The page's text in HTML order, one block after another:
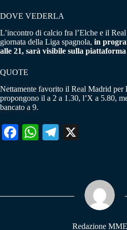
DOVE VEDERLA
L’incontro di calcio fra l’Elche e il
giornata della Liga spagnola, in
alle 21, sarà visibile sulla
QUOTE
Nettamente favorito il Real Madrid per
propongono il a 2 a 1.30, l’X a 5.80,
bancato a 9.
Fa W
pp
Te
m
Redazione MME